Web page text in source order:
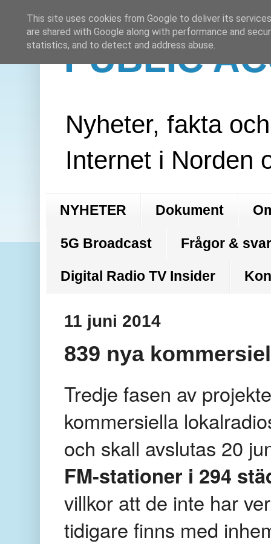
PUBLIC
Nyheter, fakta
Internet i Norden
NYHETER Dokument
5G Broadcast Frågor &
Digital Radio TV Insider
11 juni 2014
839 nya
Tredje fasen av
kommersiella
och skall avslutas 20
FM-stationer i 294
villkor att de inte har
tidigare finns med
This site uses cookies from Google to deliver its
are shared with Google along with performance and
statistics, and to detect and address abuse.